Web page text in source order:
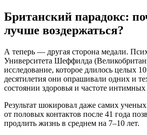
Британский парадокс:
лучше воздержаться?
А теперь — другая сторона медали.
Университета Шеффилда
исследование, которое длилось целых
десятилетия они опрашивали одних и
состоянии здоровья и частоте
Результат шокировал даже самих
от половых контактов после 41 года
продлить жизнь в среднем на 7–10 лет.